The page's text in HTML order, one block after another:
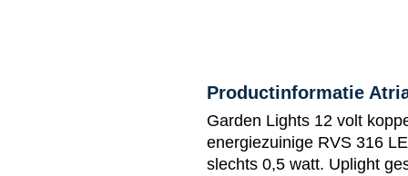
Productinformatie
Garden Lights 12 volt
energiezuinige RVS 316
slechts 0,5 watt. Uplight